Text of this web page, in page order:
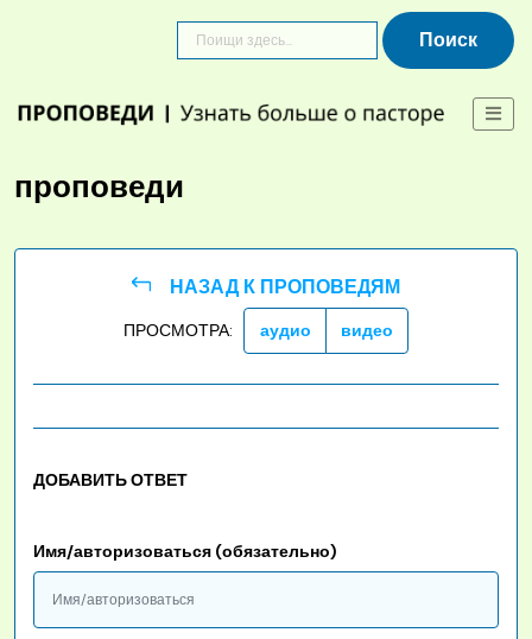
проповеди
НАЗАД К ПРОПОВЕДЯМ
ПРОСМОТРА: аудио видео
ДОБАВИТЬ ОТВЕТ
Имя/авторизоваться (обязательно)